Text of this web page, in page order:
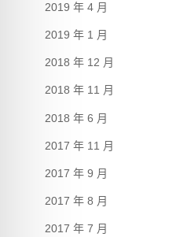
2019 年 4 月
2019 年 1 月
2018 年 12 月
2018 年 11 月
2018 年 6 月
2017 年 11 月
2017 年 9 月
2017 年 8 月
2017 年 7 月